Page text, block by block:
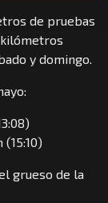
de pruebas
y domingo.
grueso de la